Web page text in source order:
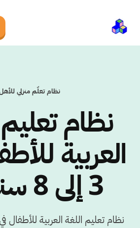
نظام تعلّم منزلي
نظام
العربية
3 إلى 8 سنوات
نظام تعليم اللغة العربية للأطفال